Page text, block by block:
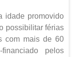
idade promovido
possibilitar férias
com mais de 60
pelos